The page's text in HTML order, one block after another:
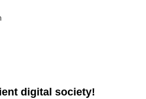
digital society!